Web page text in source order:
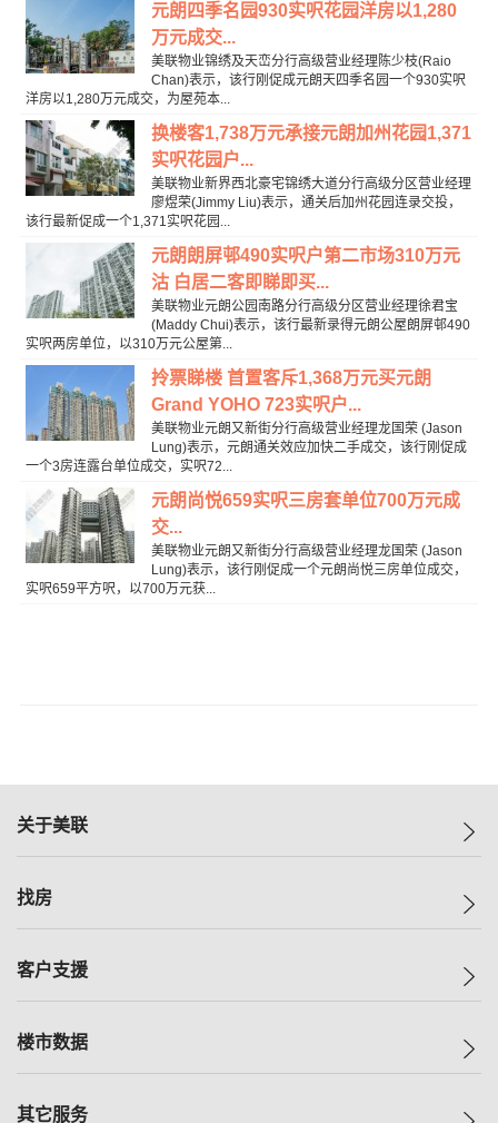
元朗四季名园930实呎花园洋房以1,280
万元成交...
美联物业锦绣及天峦分行高级营业经理陈少枝(Raio
Chan)表示，该行刚促成元朗天四季名园一个930实呎
洋房以1,280万元成交，为屋苑本...
换楼客1,738万元承接元朗加州花园1,371
实呎花园户...
美联物业新界西北豪宅锦绣大道分行高级分区营业经理
廖煜荣(Jimmy Liu)表示，通关后加州花园连录交投，
该行最新促成一个1,371实呎花园...
元朗朗屏邨490实呎户第二市场310万元
沽 白居二客即睇即买...
美联物业元朗公园南路分行高级分区营业经理徐君宝
(Maddy Chui)表示，该行最新录得元朗公屋朗屏邨490
实呎两房单位，以310万元公屋第...
拎票睇楼 首置客斥1,368万元买元朗
Grand YOHO 723实呎户...
美联物业元朗又新街分行高级营业经理龙国荣 (Jason
Lung)表示，元朗通关效应加快二手成交，该行刚促成
一个3房连露台单位成交，实呎72...
元朗尚悦659实呎三房套单位700万元成
交...
美联物业元朗又新街分行高级营业经理龙国荣 (Jason
Lung)表示，该行刚促成一个元朗尚悦三房单位成交，
实呎659平方呎，以700万元获...
关于美联
美联集团
人才招募
找房
一手新房
减价
美联豪宅
客户支援
自助放盘
楼市数据
指数
其它服务